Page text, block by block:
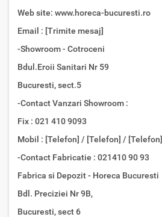
Web site: www.horeca-bucuresti.ro
Email : [Trimite mesaj]
-Showroom - Cotroceni
Bdul.Eroii Sanitari Nr 59
Bucuresti, sect.5
-Contact Vanzari Showroom :
Fix : 021 410 9093
Mobil : [Telefon] / [Telefon] / [Telefon]
-Contact Fabricatie : 021410 90 93
Fabrica si Depozit - Horeca Bucuresti
Bdl. Preciziei Nr 9B,
Bucuresti, sect 6